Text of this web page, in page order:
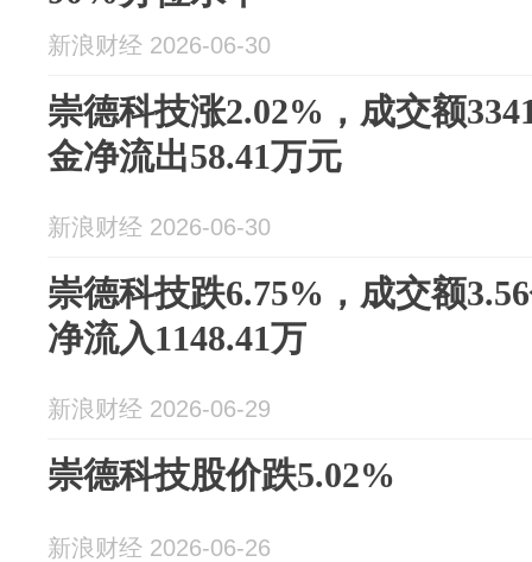
新浪财经 2026-06-30
崇德科技涨2.02%，成交额
金净流出58.41万元
新浪财经 2026-06-30
崇德科技跌6.75%，成交额
净流入1148.41万
新浪财经 2026-06-29
崇德科技股价跌5.02%
新浪财经 2026-06-26